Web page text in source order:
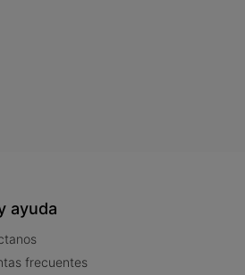
ayuda
frecuentes